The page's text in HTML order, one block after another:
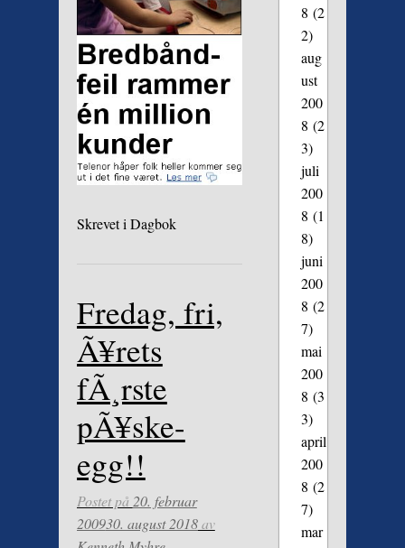
Skrevet iDagbok
Fredag, fri,
Ã¥rets
fÃ¸rste
pÃ¥ske-
egg!!
Postet på 20. februar
200930. august 2018av
8 (2
2)
aug
ust
200
8 (2
3)
juli
200
8 (1
8)
juni
200
8 (2
7)
mai
200
8 (3
3)
april
200
8 (2
7)
mar